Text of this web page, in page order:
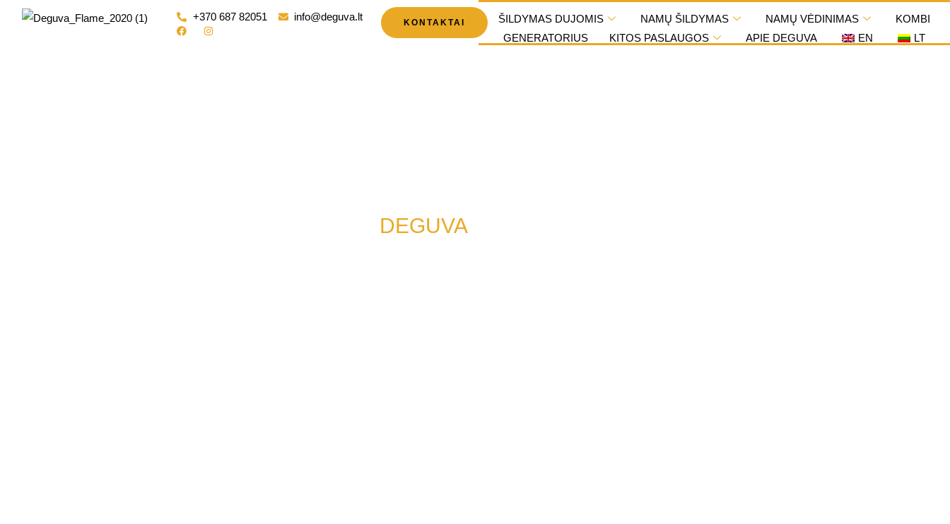
Pereiti
+370 687 82051 info@deguva.lt KONTAKTAI ŠILDYMAS DUJOMIS NAMŲ ŠILDYMAS NAMŲ VĖDINIMAS
KOMBI
GENERATORIUS
KITOS PASLAUGOS APIE DEGUVA EN LT
DEGUVA